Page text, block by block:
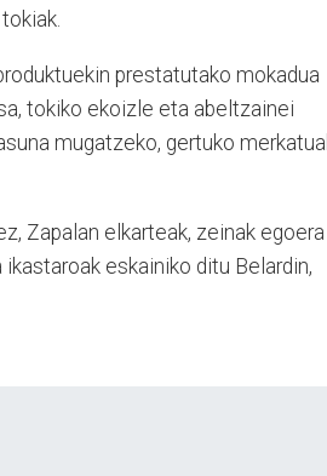
prestatutako mokadua
tokiko ekoizle eta abeltzainei
mugatzeko, gertuko
Zapalan elkarteak, zeinak egoera
eskainiko ditu Belardin,